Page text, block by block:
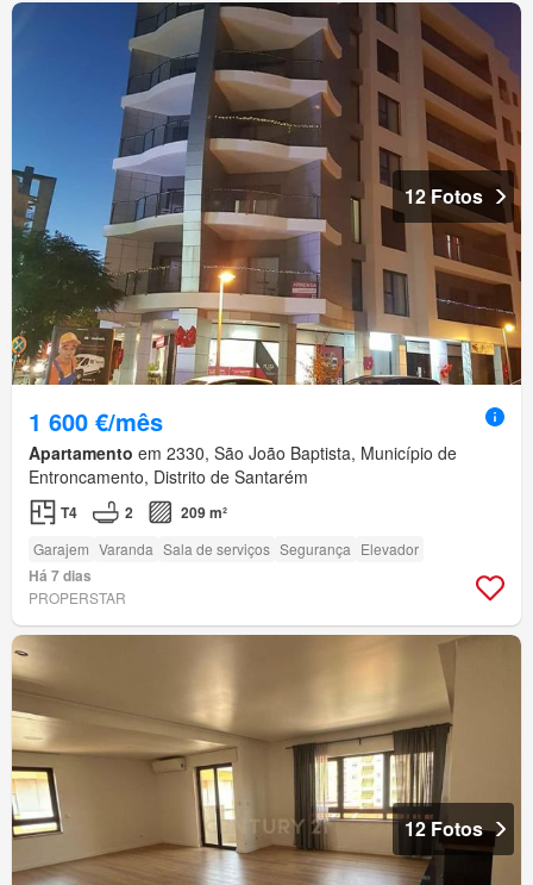
12 Fotos
1 600 €/mês
Apartamento em 2330, São João Baptista, Município de
Entroncamento, Distrito de Santarém
T4 2 209 m²
Garajem Varanda Sala de serviços Segurança Elevador
Há 7 dias
PROPERSTAR
12 Fotos